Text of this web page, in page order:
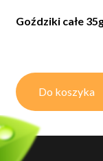
Goździki całe
Do koszyka